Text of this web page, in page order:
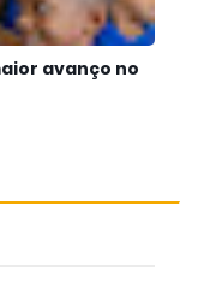
avanço no